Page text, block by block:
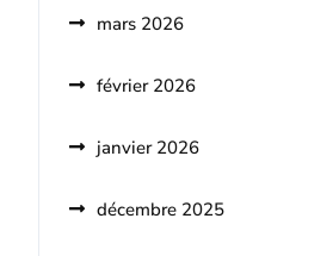
mars 2026
février 2026
janvier 2026
décembre 2025